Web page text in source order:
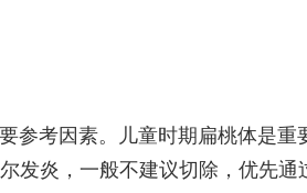
参考因素。儿童时期扁桃体是重
发炎，一般不建议切除，优先通